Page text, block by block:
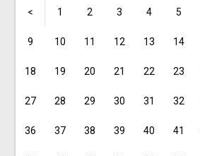
< 1 2 3 4 5
9 10 11 12 13 14
18 19 20 21 22 23
27 28 29 30 31 32
36 37 38 39 40 41